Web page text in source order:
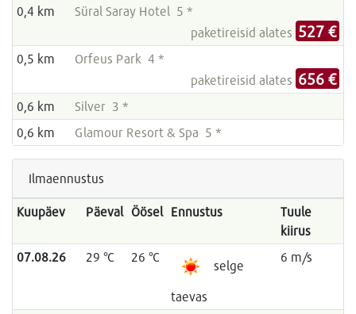
0,4 km
Süral Saray Hotel 5 *
paketireisid alates 527 €
0,5 km
Orfeus Park 4 *
paketireisid alates 656 €
0,6 km
Silver 3 *
0,6 km
Glamour Resort & Spa 5 *
Ilmaennustus
Kuupäev Päeval Öösel Ennustus
Tuule
kiirus
07.08.26
29 °C 26 °C
selge
taevas
6 m/s